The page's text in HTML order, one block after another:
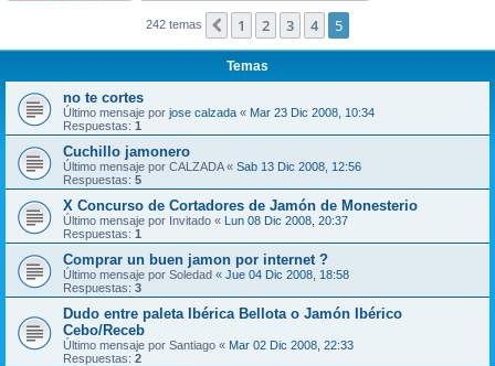
242 temas Anterior
1 2 3 4 5
Temas
no te cortes
Último mensaje por jose calzada « Mar 23 Dic 2008, 10:34
Respuestas: 1
Cuchillo jamonero
Último mensaje por CALZADA« Sab 13 Dic 2008, 12:56
Respuestas: 5
X Concurso de Cortadores de Jamón de Monesterio
Último mensaje por Invitado « Lun 08 Dic 2008, 20:37
Respuestas: 1
Comprar un buen jamon por internet ?
Último mensaje por Soledad « Jue 04 Dic 2008, 18:58
Respuestas: 3
Dudo entre paleta Ibérica Bellota o Jamón Ibérico
Cebo/Receb
Último mensaje por Santiago « Mar 02 Dic 2008, 22:33
Respuestas: 2